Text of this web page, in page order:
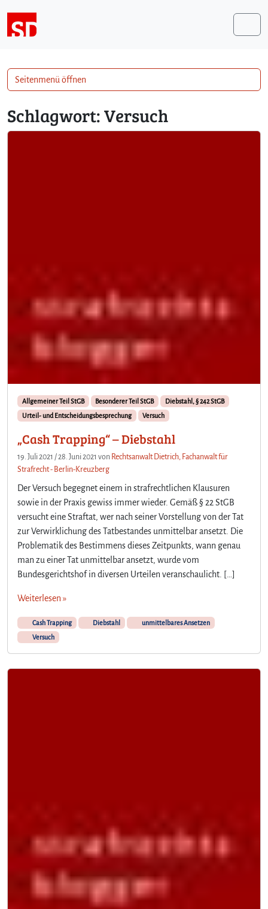
Schlagwort:Versuch
Allgemeiner Teil StGB Besonderer Teil StGB
Diebstahl, § 242 StGB
Urteil- und Entscheidungsbesprechung
Versuch
„Cash Trapping“ – Diebstahl
19. Juli 2021 /28. Juni 2021 von Rechtsanwalt Dietrich, Fachanwalt für
Strafrecht - Berlin-Kreuzberg
Der Versuch begegnet einem in strafrechtlichen Klausuren
sowie in der Praxis gewiss immer wieder. Gemäß § 22 StGB
versucht eine Straftat, wer nach seiner Vorstellung von der Tat
zur Verwirklichung des Tatbestandes unmittelbar ansetzt. Die
Problematik des Bestimmens dieses Zeitpunkts, wann genau
man zu einer Tat unmittelbar ansetzt, wurde vom
Bundesgerichtshof in diversen Urteilen veranschaulicht. […]
Weiterlesen »
Cash Trapping Diebstahl
unmittelbares Ansetzen
Versuch
Seitenmenü öffnen